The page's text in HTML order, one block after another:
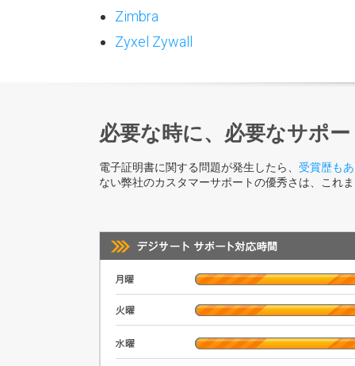
Zimbra
Zyxel Zywall
必要な時に、必要なサポ
電子証明書に関する問題が発生したら、 受賞歴も
ない弊社のカスタマーサポートの優秀さは、これ